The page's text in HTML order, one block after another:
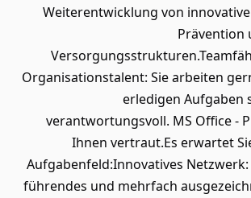
Weiterentwicklung von
Prävention
Organisationstalent: Sie arbeiten
erledigen Aufgaben
verantwortungsvoll. MS Office -
Ihnen vertraut.Es erwartet
Aufgabenfeld:Innovatives
führendes und mehrfach